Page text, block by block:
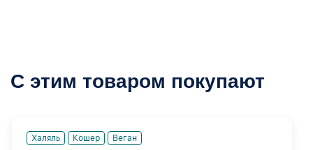
С этим товаром покупают
Халяль Кошер Веган